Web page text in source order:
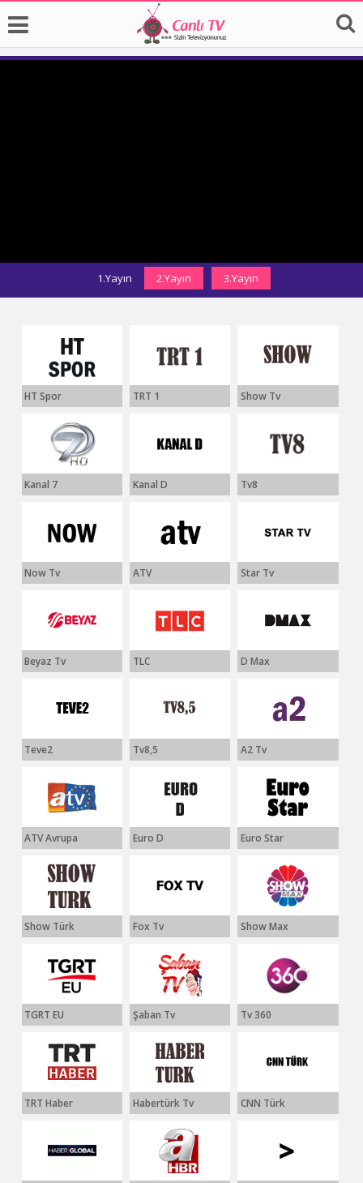
1.Yayın 2.Yayın 3.Yayın
HT Spor TRT 1 Show Tv
Kanal 7 Kanal D Tv8
Now Tv ATV Star Tv
Beyaz Tv TLC D Max
Teve2 Tv8,5 A2 Tv
ATV Avrupa Euro D Euro Star
Show Türk Fox Tv Show Max
TGRT EU Şaban Tv Tv 360
TRT Haber Habertürk Tv CNN Türk